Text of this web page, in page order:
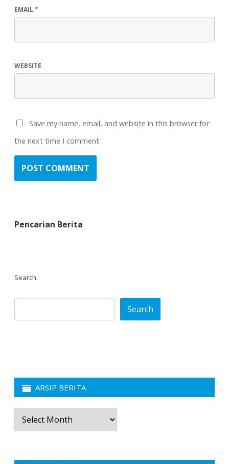
EMAIL*
WEBSITE
Save my name, email, and website in this browser for
the next time I comment.
Pencarian Berita
Search
Search
ARSIP BERITA
Arsip
Berita